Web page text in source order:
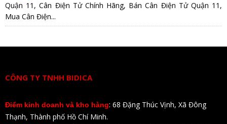
Quận 11, Cân Điện Tử Chính Hãng, Bán Cân Điện Tử Quận 11,
Mua Cân Điện...
CÔNG TY TNHH BIDICA
Điểm kinh doanh và kho hàng: 68 Đặng Thúc Vịnh, Xã Đông
Thạnh, Thành phố Hồ Chí Minh.